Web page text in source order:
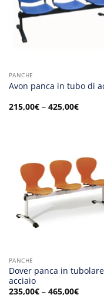
PANCHE
Avon panca in tubo di
215,00€– 425,00€
PANCHE
Dover panca in
acciaio
235,00€– 465,00€